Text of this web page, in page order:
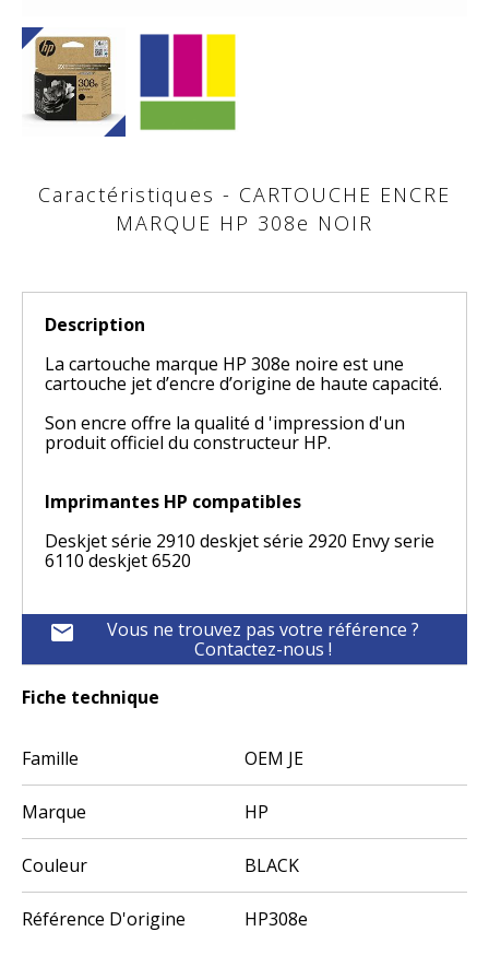
Caractéristiques - CARTOUCHE ENCRE
MARQUE HP 308e NOIR
Description
La cartouche marque HP 308e noire est une
cartouche jet d’encre d’origine de haute capacité.
Son encre offre la qualité d 'impression d'un
produit officiel du constructeur HP.
Imprimantes HP compatibles
Deskjet série 2910 deskjet série 2920 Envy serie
6110 deskjet 6520
mail
Vous ne trouvez pas votre référence ?
Contactez-nous !
Fiche technique
Famille OEM JE
Marque HP
Couleur BLACK
Référence D'origine HP308e